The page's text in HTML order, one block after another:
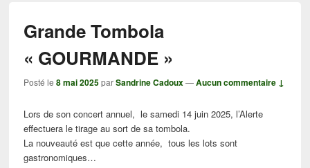
Grande Tombola
« GOURMANDE »
Posté le8 mai 2025 parSandrine Cadoux —Aucun commentaire ↓
Lors de son concert annuel, le samedi 14 juin 2025, l’Alerte
effectuera le tirage au sort de sa tombola.
La nouveauté est que cette année, tous les lots sont
gastronomiques…